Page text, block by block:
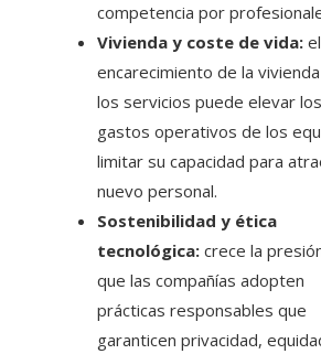
competencia por
Vivienda y coste de vida: el
encarecimiento de la
los servicios puede elevar los
gastos operativos de los
limitar su capacidad para
nuevo personal.
Sostenibilidad y ética
tecnológica: crece la
que las compañías adopten
prácticas responsables que
garanticen privacidad,